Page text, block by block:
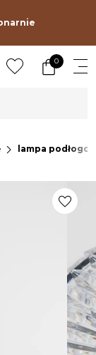
0
chevron_right lampa
favorite